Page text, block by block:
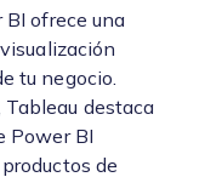
ofrece una
tu negocio.
destaca
Power BI
de